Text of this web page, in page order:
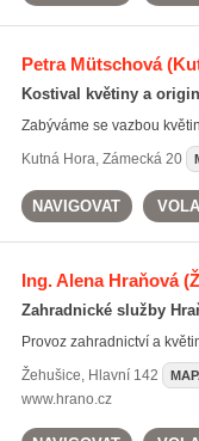
Petra Mütschová
Kostival květiny a
Zabýváme se vazbou
Kutná Hora, Zámecká 20
NAVIGOVAT
Ing. Alena Hraňová
Zahradnické služby
Provoz zahradnictví a
Žehušice, Hlavní 142
www.hrano.cz